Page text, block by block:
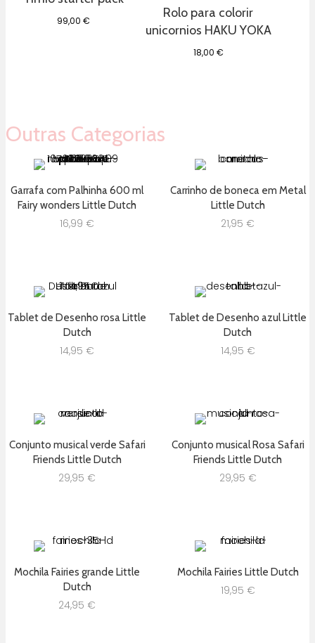
99,00 €
Rolo para colorir
unicornios HAKU YOKA
18,00 €
Outras Categorias
Garrafa com Palhinha 600 ml
Fairy wonders Little Dutch
16,99 €
Carrinho de boneca em Metal
Little Dutch
21,95 €
Tablet de Desenho rosa Little
Dutch
14,95 €
Tablet de Desenho azul Little
Dutch
14,95 €
Conjunto musical verde Safari
Friends Little Dutch
29,95 €
Conjunto musical Rosa Safari
Friends Little Dutch
29,95 €
Mochila Fairies grande Little
Dutch
24,95 €
Mochila Fairies Little Dutch
19,95 €